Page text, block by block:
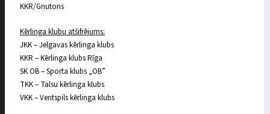
KKR/Gnutons
Kērlinga klubu atšifrējums:
JKK – Jelgavas kērlinga klubs
KKR – Kērlinga klubs Rīga
SK OB – Sporta klubs „OB”
TKK – Talsu kērlinga klubs
VKK – Ventspils kērlinga klubs